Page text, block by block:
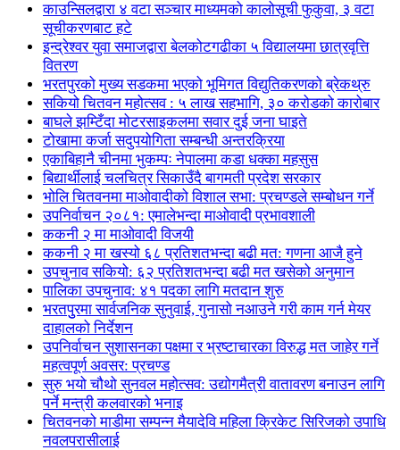
काउन्सिलद्वारा ४ वटा सञ्चार माध्यमको कालोसूची फुकुवा, ३ वटा
सूचीकरणबाट हटे
इन्द्रेश्वर युवा समाजद्वारा बेलकोटगढीका ५ विद्यालयमा छात्रवृत्ति
वितरण
भरतपुरको मुख्य सडकमा भएको भूमिगत विद्युतिकरणको ब्रेकथ्रु
सकियो चितवन महोत्सव : ५ लाख सहभागि, ३० करोडको कारोबार
बाघले झम्टिँदा मोटरसाइकलमा सवार दुई जना घाइते
टोखामा कर्जा सदुपयोगिता सम्बन्धी अन्तरक्रिया
एकाबिहानै चीनमा भुकम्पः नेपालमा कडा धक्का महसुस
बिद्यार्थीलाई चलचित्र सिकाउँदै बागमती प्रदेश सरकार
भोलि चितवनमा माओवादीको विशाल सभा: प्रचण्डले सम्बोधन गर्ने
उपनिर्वाचन २०८१: एमालेभन्दा माओवादी प्रभावशाली
ककनी २ मा माओवादी विजयी
ककनी २ मा खस्यो ६८ प्रतिशतभन्दा बढी मत: गणना आजै हुने
उपचुनाव सकियो: ६२ प्रतिशतभन्दा बढी मत खसेको अनुमान
पालिका उपचुनाव: ४१ पदका लागि मतदान शुरु
भरतपुुरमा सार्वजनिक सुनुवाई, गुनासो नआउने गरी काम गर्न मेयर
दाहालको निर्देशन
उपनिर्वाचन सुशासनका पक्षमा र भ्रष्टाचारका विरुद्ध मत जाहेर गर्ने
महत्वपूर्ण अवसर: प्रचण्ड
सुरु भयो चौथो सुनवल महोत्सव: उद्योगमैत्री वातावरण बनाउन लागि
पर्ने मन्त्री कलवारको भनाइ
चितवनको माडीमा सम्पन्न मैयादेवि महिला क्रिकेट सिरिजको उपाधि
नवलपरासीलाई